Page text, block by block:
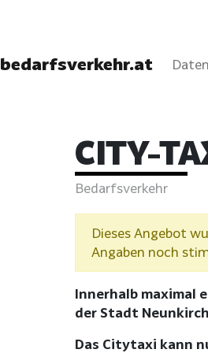
bedarfsverkehr.at
CITY-
Bedarfsverkehr
Dieses Angebot
Angaben noch
Innerhalb maximal
der Stadt
Das Citytaxi kann